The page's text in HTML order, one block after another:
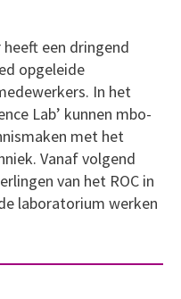
een dringend
opgeleide
In het
Lab’ kunnen mbo-
met het
Vanaf volgend
van het ROC in
laboratorium werken